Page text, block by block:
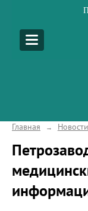
Главная → Новости